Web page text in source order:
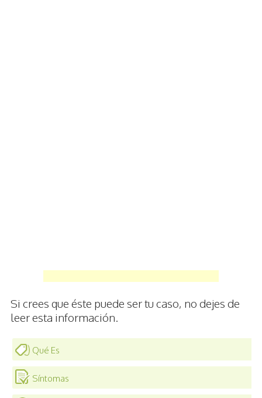
Si crees que éste puede ser tu caso, no dejes de
leer esta información.
Qué Es
Síntomas